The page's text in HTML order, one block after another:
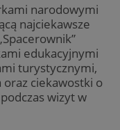
narodowymi
najciekawsze
edukacyjnymi
turystycznymi,
oraz ciekawostki o
wizyt w